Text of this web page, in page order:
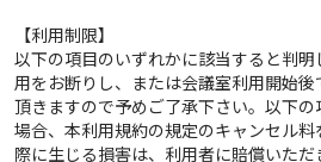
【利用制限】
以下の項目のいずれかに該当すると判
用をお断りし、または会議室利用開始
頂きますので予めご了承下さい。以下
場合、本利用規約の規定のキャンセル
際に生じる損害は、利用者に賠償いた